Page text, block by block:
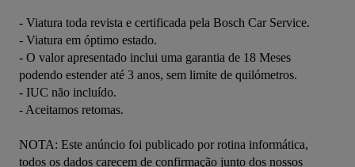
- Viatura toda revista e certificada pela Bosch Car Service.
- Viatura em óptimo estado.
- O valor apresentado inclui uma garantia de 18 Meses
podendo estender até 3 anos, sem limite de quilómetros.
- IUC não incluído.
- Aceitamos retomas.
NOTA: Este anúncio foi publicado por rotina informática,
todos os dados carecem de confirmação junto dos nossos